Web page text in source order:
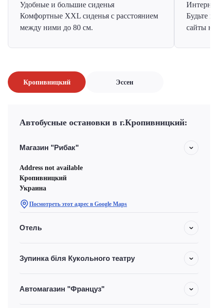
Удобные и большие сиденья
Комфортные XXL сиденья с расстоянием
между ними до 80 см.
Будьте
сайты на
Кропивницкий Эссен
Автобусные остановки в г.Кропивницкий:
Магазин "Рибак"
Address not available
Кропивницкий
Украина
Посмотреть этот адрес в Google Maps
Отель
Зупинка біля Кукольного театру
Автомагазин "Француз"